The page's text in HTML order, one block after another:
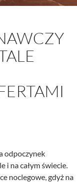
odpoczynek
i na całym świecie.
noclegowe, gdyż na